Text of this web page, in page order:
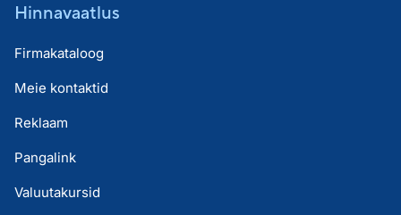
Hinnavaatlus
Firmakataloog
Meie kontaktid
Reklaam
Pangalink
Valuutakursid